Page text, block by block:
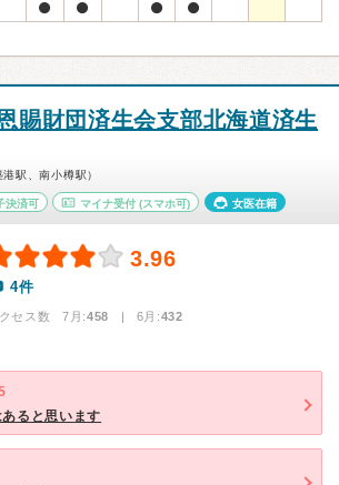
賜財団済生会支部北海道済生
駅、南小樽駅）
決済可 マイナ受付 (スマホ可) 女医在籍
3.96
4件
セス数 7月:458 | 6月:432
ると思います